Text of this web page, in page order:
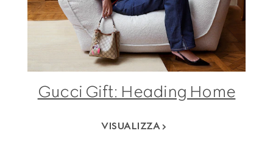
Gucci Gift: Heading Home
VISUALIZZA